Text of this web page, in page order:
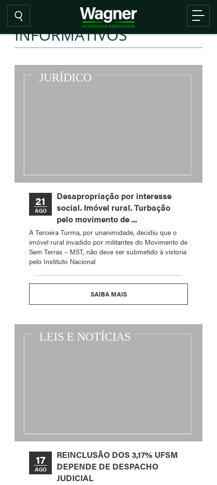
INFORMATIVOS
21
AGO
Desapropriação por interesse
social. Imóvel rural. Turbação
pelo movimento de ...
A Terceira Turma, por unanimidade, decidiu que o
imóvel rural invadido por militantes do Movimento de
Sem Terras – MST, não deve ser submetido à vistoria
pelo Instituto Nacional
SAIBA MAIS
17
AGO
REINCLUSÃO DOS 3,17% UFSM
DEPENDE DE DESPACHO
JUDICIAL